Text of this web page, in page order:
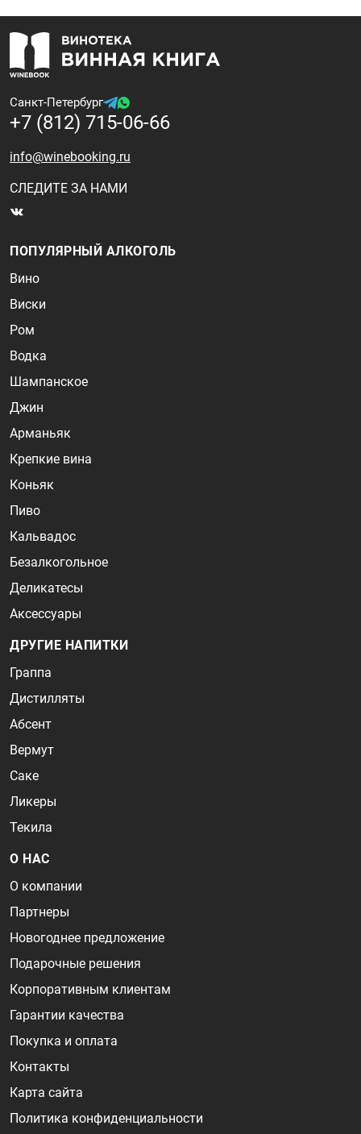
Санкт-Петербург
+7 (812) 715-06-66
info@winebooking.ru
СЛЕДИТЕ ЗА НАМИ
ПОПУЛЯРНЫЙ АЛКОГОЛЬ
Вино
Виски
Ром
Водка
Шампанское
Джин
Арманьяк
Крепкие вина
Коньяк
Пиво
Кальвадос
Безалкогольное
Деликатесы
Аксессуары
ДРУГИЕ НАПИТКИ
Граппа
Дистилляты
Абсент
Вермут
Саке
Ликеры
Текила
О НАС
О компании
Партнеры
Новогоднее предложение
Подарочные решения
Корпоративным клиентам
Гарантии качества
Покупка и оплата
Контакты
Карта сайта
Политика конфиденциальности